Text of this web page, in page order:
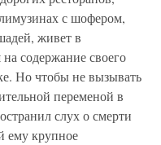
с шофером,
живет в
содержание своего
Но чтобы не вызывать
переменой в
слух о смерти
ему крупное